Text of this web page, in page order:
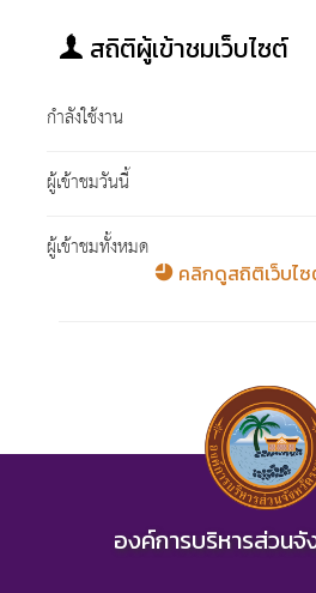
สถิติผู้เข้าชมเว็บไซต์
กำลังใช้งาน
ผู้เข้าชมวันนี้
ผู้เข้าชมทั้งหมด
คลิกดูสถิติเว็บไ
องค์การบริหารส่วน